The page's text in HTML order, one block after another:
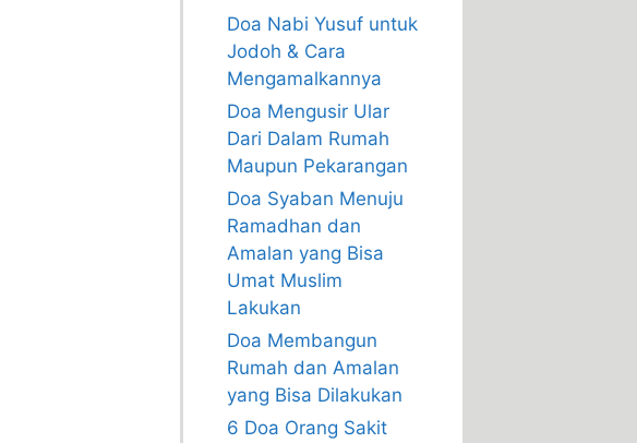
Doa Nabi Yusuf untuk
Jodoh & Cara
Mengamalkannya
Doa Mengusir Ular
Dari Dalam Rumah
Maupun Pekarangan
Doa Syaban Menuju
Ramadhan dan
Amalan yang Bisa
Umat Muslim
Lakukan
Doa Membangun
Rumah dan Amalan
yang Bisa Dilakukan
6 Doa Orang Sakit